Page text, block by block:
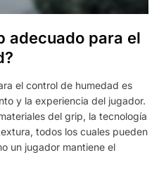
adecuado para el
el control de humedad es
y la experiencia del jugador.
del grip, la tecnología
todos los cuales pueden
un jugador mantiene el